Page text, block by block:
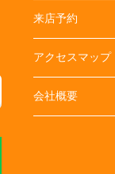
来店予約
アクセスマップ
会社概要